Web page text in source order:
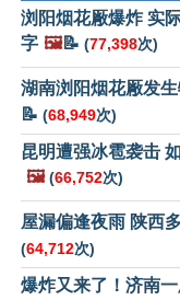
浏阳烟花厰爆炸 实
字 🖼️📝 (77,398次)
湖南浏阳烟花厰发
📝 (68,949次)
昆明遭强冰雹袭击
🖼️ (66,752次)
屋漏偏逢夜雨 陕西
(64,712次)
爆炸又来了！济南